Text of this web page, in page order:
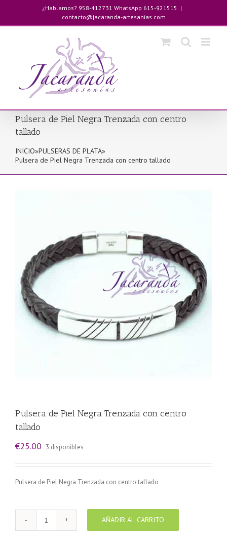
contenido
¿Hablamos? 958-412731 WhatsApp 615-921515 |
contacto@jacaranda-artesanias.com
Pulsera de Piel Negra Trenzada con centro
tallado
INICIO»PULSERAS DE PLATA»
Pulsera de Piel Negra Trenzada con centro tallado
Pulsera de Piel Negra Trenzada con centro
tallado
€25.00 3 disponibles
Pulsera de Piel Negra Trenzada con centro tallado
Pulsera
de
AÑADIR AL CARRITO